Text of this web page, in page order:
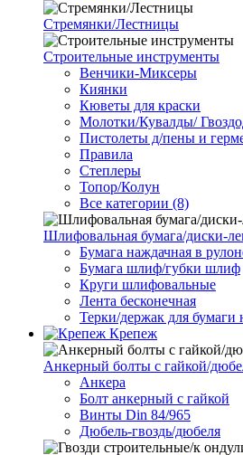
Стремянки/Лестницы
Строительные инструменты
Венчики-Миксеры
Киянки
Кюветы для краски
Молотки/Кувалды/
Пистолеты д/пены и
Правила
Степлеры
Топор/Колун
Все категории (8)
Шлифовальная бумага/диски-
Бумага наждачная в
Бумага шлиф/губки шлиф
Круги шлифовальные
Лента бесконечная
Терки/держак для бумаги
Крепеж
Анкерный болты с гайкой/
Анкера
Болт анкерный с гайкой
Винты Din 84/965
Дюбель-гвоздь/дюбеля